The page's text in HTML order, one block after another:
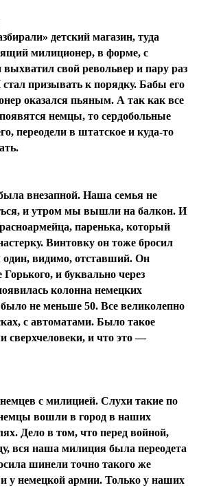
детский магазин, туда
милиционер, в форме, с
свой револьвер и пару раз
призывать к порядку. Бабы его
оказался пьяным. А так как все
немцы, то сердобольные
переодели в штатское и куда-то
внезапной. Наша семья не
и утром мы вышли на балкон. И
паренька, который
Винтовку он тоже бросил
один, видимо, отставший. Он
и буквально через
колонна немецких
не меньше 50. Все великолепно
с автоматами. Было такое
сверхчеловеки, и что это —
с милицией. Слухи такие по
вошли в город в наших
Дело в том, что перед войной,
вся наша милиция была переодета
шинели точно такого же
и у немецкой армии. Только у наших